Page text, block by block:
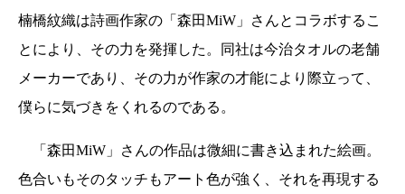
楠橋紋織は詩画作家の「森田MiW」さんとコラボするこ
とにより、その力を発揮した。同社は今治タオルの老舗
メーカーであり、その力が作家の才能により際立って、
僕らに気づきをくれるのである。
「森田MiW」さんの作品は微細に書き込まれた絵画。
色合いもそのタッチもアート色が強く、それを再現する